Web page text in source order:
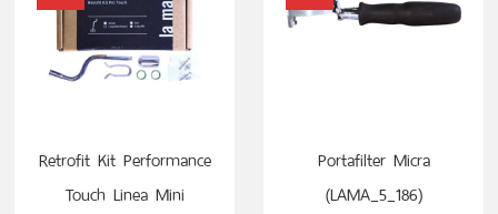
Retrofit Kit Performance
Touch Linea Mini
Portafilter Micra
(LAMA_5_186)